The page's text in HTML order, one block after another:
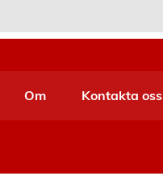
Om Kontakta oss